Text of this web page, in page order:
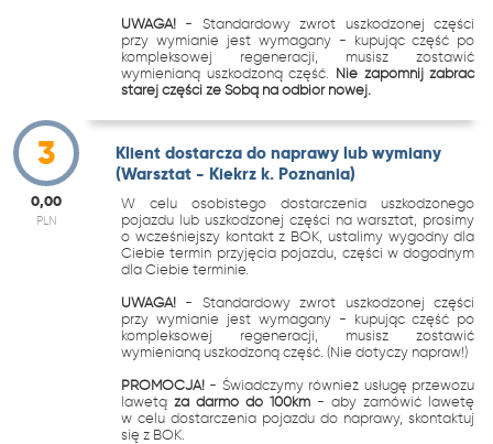
UWAGA! - Standardowy zwrot uszkodzonej części
przy wymianie jest wymagany - kupując część po
kompleksowej regeneracji, musisz zostawić
wymienianą uszkodzoną część. Nie zapomnij zabrać
starej części ze Sobą na odbiór nowej.
3
0,00
PLN
Klient dostarcza do naprawy lub wymiany
(Warsztat - Kiekrz k. Poznania)
W celu osobistego dostarczenia uszkodzonego
pojazdu lub uszkodzonej części na warsztat, prosimy
o wcześniejszy kontakt z BOK, ustalimy wygodny dla
Ciebie termin przyjęcia pojazdu, części w dogodnym
dla Ciebie terminie.
UWAGA! - Standardowy zwrot uszkodzonej części
przy wymianie jest wymagany - kupując część po
kompleksowej regeneracji, musisz zostawić
wymienianą uszkodzoną część. (Nie dotyczy napraw!)
PROMOCJA! - Świadczymy również usługę przewozu
lawetąza darmo do 100km - aby zamówić lawetę
w celu dostarczenia pojazdu do naprawy, skontaktuj
się z BOK.